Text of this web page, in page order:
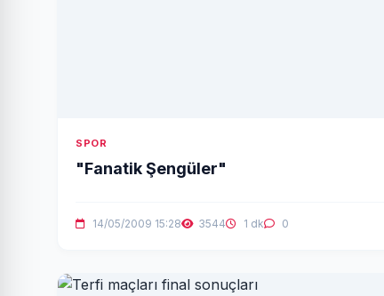
SPOR
"Fanatik Şengüler"
14/05/2009 15:28 3544 1 dk 0